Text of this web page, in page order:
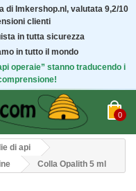
di Imkershop.nl, valutata 9,2/10
clienti
in tutta sicurezza
in tutto il mondo
operaie” stanno traducendo i
0
di api
Colla Opalith 5 ml